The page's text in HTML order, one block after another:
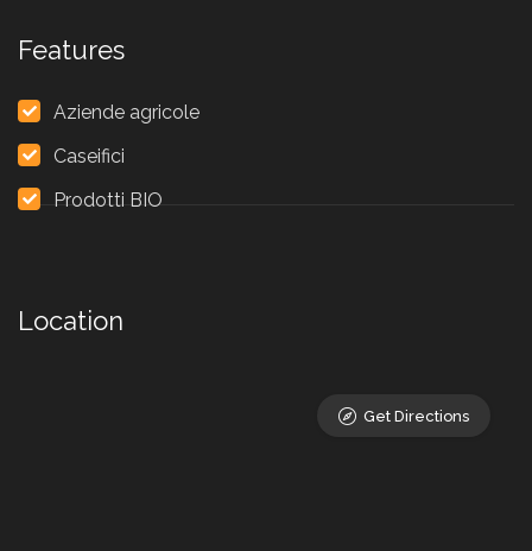
Features
Aziende agricole
Caseifici
Prodotti BIO
Location
Get Directions